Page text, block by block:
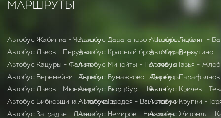
МАРШРУТЫ
Автобус Жабинка - Червено
Автобус Львов - Перуджа
Автобус Кацуры - Фаличи
Автобус Веремейки - Терюха
Автобус Львов - Мюнстер
Автобус Бибковщина - Полочаны
Автобус Заградье - Лахва
Автобус Дараганово - Новобелицкая
Автобус Красный брод - Мирадино
Автобус Минойты - Полочаны
Автобус Бумажково - Деревцы
Автобус Вюрцбург - Кельн
Автобус Городея - Ванилевичи
Автобус Немиров - Николаев
Автобус Люблин -
Автобус Верхутино -
Автобус Гавья -
Автобус Парафьянов
Автобус Кричев -
Автобус Крупки -
Автобус Житомля -